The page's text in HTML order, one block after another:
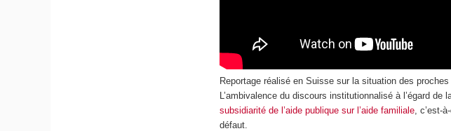
Reportage réalisé en Suisse sur la situation des proches
L’ambivalence du discours institutionnalisé à l’égard
subsidiarité de l’aide publique sur l’aide familiale , c’est-
défaut.